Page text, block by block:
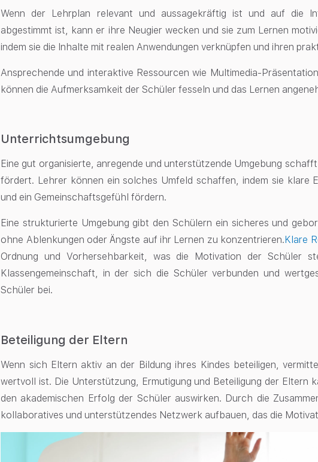
Wenn der Lehrplan relevant und aussagekräftig ist und auf die
abgestimmt ist, kann er ihre Neugier wecken und sie zum Lernen
indem sie die Inhalte mit realen Anwendungen verknüpfen und ihren
Ansprechende und interaktive Ressourcen wie Multimedia-
können die Aufmerksamkeit der Schüler fesseln und das Lernen
Unterrichtsumgebung
Eine gut organisierte, anregende und unterstützende Umgebung
fördert. Lehrer können ein solches Umfeld schaffen, indem sie klare
und ein Gemeinschaftsgefühl fördern.
Eine strukturierte Umgebung gibt den Schülern ein sicheres und
ohne Ablenkungen oder Ängste auf ihr Lernen zu konzentrieren.Klare
Ordnung und Vorhersehbarkeit, was die Motivation der Schüler
Klassengemeinschaft, in der sich die Schüler verbunden und
Schüler bei.
Beteiligung der Eltern
Wenn sich Eltern aktiv an der Bildung ihres Kindes beteiligen,
wertvoll ist. Die Unterstützung, Ermutigung und Beteiligung der Eltern
den akademischen Erfolg der Schüler auswirken. Durch die
kollaboratives und unterstützendes Netzwerk aufbauen, das die